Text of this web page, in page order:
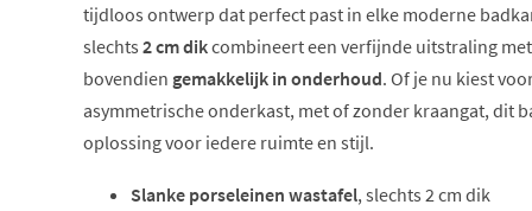
tijdloos ontwerp dat perfect past in elke moderne
slechts 2 cm dikcombineert een verfijnde uitstraling
bovendien gemakkelijk in onderhoud. Of je nu kiest
asymmetrische onderkast, met of zonder kraangat, dit
oplossing voor iedere ruimte en stijl.
Slanke porseleinen wastafel, slechts 2 cm dik